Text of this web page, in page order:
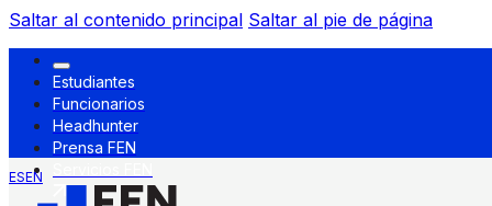
Saltar al contenido principal Saltar al pie de página
Estudiantes
Funcionarios
Headhunter
Prensa FEN
ESEN